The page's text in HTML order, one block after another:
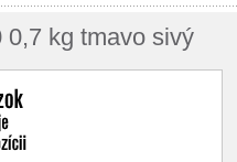
0,7 kg tmavo sivý